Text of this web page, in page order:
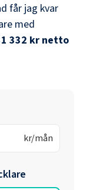
får jag kvar
med
332 kr netto
kr/mån